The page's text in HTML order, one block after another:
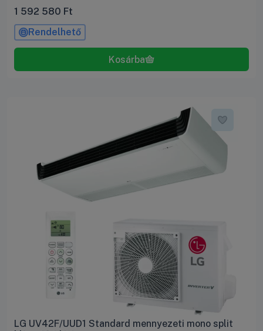
1 592 580 Ft
Rendelhető
LG UV42F/UUD1 Standard mennyezeti mono split